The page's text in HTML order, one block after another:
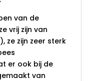
van de
vrij zijn van
ze zijn zeer sterk
er ook bij de
van